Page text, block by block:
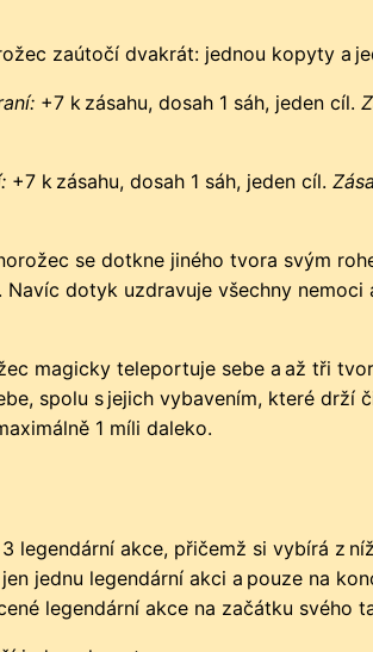
zaútočí dvakrát: jednou kopyty a
+7 k zásahu, dosah 1 sáh, jeden cíl.
+7 k zásahu, dosah 1 sáh, jeden cíl.
se dotkne jiného tvora svým
dotyk uzdravuje všechny nemoci
magicky teleportuje sebe a až tři
spolu s jejich vybavením, které drží
1 míli daleko.
legendární akce, přičemž si vybírá z
jednu legendární akci a pouze na
legendární akce na začátku svého